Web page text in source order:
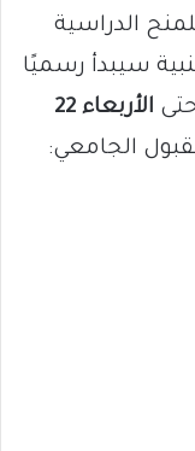
الدراسية
سيبدأ رسميًا
الأربعاء 22
الجامعي: